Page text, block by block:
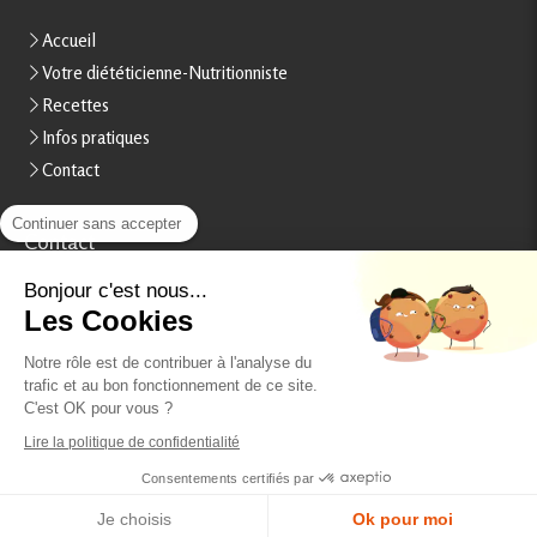
Accueil
Votre diététicienne-Nutritionniste
Recettes
Infos pratiques
Contact
Contact
Stéphanie Rheinart
15, boulevard Béranger
France
Afficher le téléphone
Prendre rendez-vous
Création et référencement du site par Simplébo
Continuer sans accepter
Bonjour c'est nous...
Les Cookies
Notre rôle est de contribuer à l'analyse du
trafic et au bon fonctionnement de ce site.
C'est OK pour vous ?
Lire la politique de confidentialité
Consentements certifiés par
Je choisis Ok pour moi